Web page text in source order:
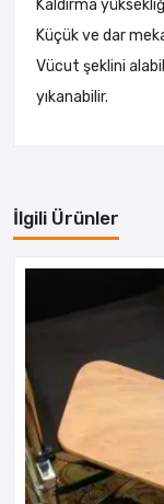
Kaldırma
Küçük ve dar
Vücut şeklini
yıkanabilir.
İlgili Ürünler